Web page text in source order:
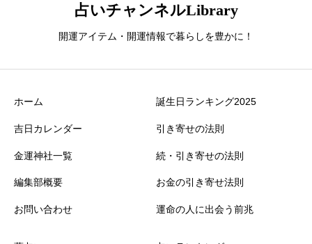
占いチャンネルLibrary
開運アイテム・開運情報で暮らしを豊かに！
ホーム
吉日カレンダー
金運神社一覧
編集部概要
お問い合わせ
誕生日ランキング2025
引き寄せの法則
続・引き寄せの法則
お金の引き寄せ法則
運命の人に出会う前兆